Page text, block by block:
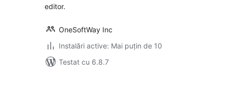
editor.
OneSoftWay Inc
Instalări active: Mai puțin de 10
Testat cu 6.8.7